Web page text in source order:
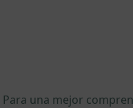
una mejor